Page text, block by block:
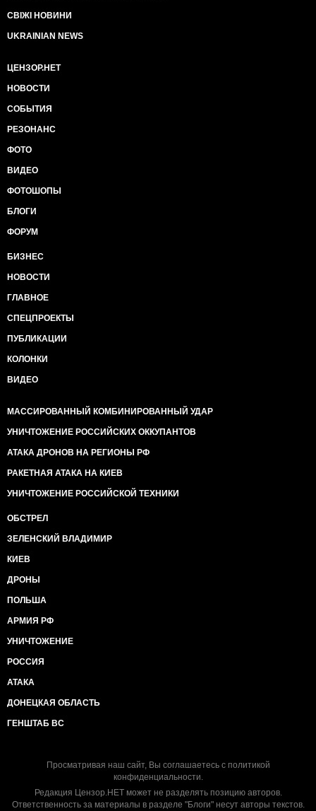
СВІЖІ НОВИНИ
UKRAINIAN NEWS
ЦЕНЗОР.НЕТ
НОВОСТИ
СОБЫТИЯ
РЕЗОНАНС
ФОТО
ВИДЕО
ФОТОШОПЫ
БЛОГИ
ФОРУМ
БИЗНЕС
НОВОСТИ
ГЛАВНОЕ
СПЕЦПРОЕКТЫ
ПУБЛИКАЦИИ
КОЛОНКИ
ВИДЕО
МАССИРОВАННЫЙ КОМБИНИРОВАННЫЙ УДАР
УНИЧТОЖЕНИЕ РОССИЙСКИХ ОККУПАНТОВ
АТАКА ДРОНОВ НА РЕГИОНЫ РФ
РАКЕТНАЯ АТАКА НА КИЕВ
УНИЧТОЖЕНИЕ РОССИЙСКОЙ ТЕХНИКИ
ОБСТРЕЛ
ЗЕЛЕНСКИЙ ВЛАДИМИР
КИЕВ
ДРОНЫ
ПОЛЬША
АРМИЯ РФ
УНИЧТОЖЕНИЕ
РОССИЯ
АТАКА
ДОНЕЦКАЯ ОБЛАСТЬ
ГЕНШТАБ ВС
Просматривая наш сайт, Вы соглашаетесь с политикой
конфиденциальности.
Редакция Цензор.НЕТ может не разделять позицию авторов.
Ответственность за материалы в разделе "Блоги" несут авторы текстов.